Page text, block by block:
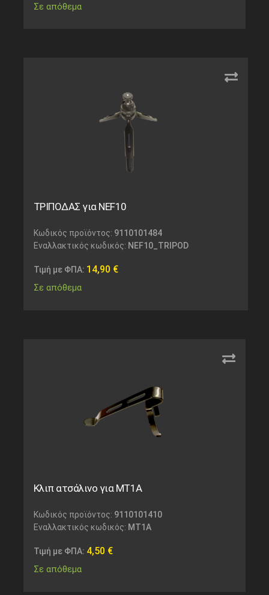
Σε απόθεμα
ΤΡΙΠΟΔΑΣ για NEF10
Κωδικός προϊόντος: 9110101484
Εναλλακτικός κωδικός: NEF10_TRIPOD
Τιμή με ΦΠΑ: 14,90 €
Σε απόθεμα
Κλιπ ατσάλινο για MT1A
Κωδικός προϊόντος: 9110101410
Εναλλακτικός κωδικός: MT1A
Τιμή με ΦΠΑ: 4,50 €
Σε απόθεμα